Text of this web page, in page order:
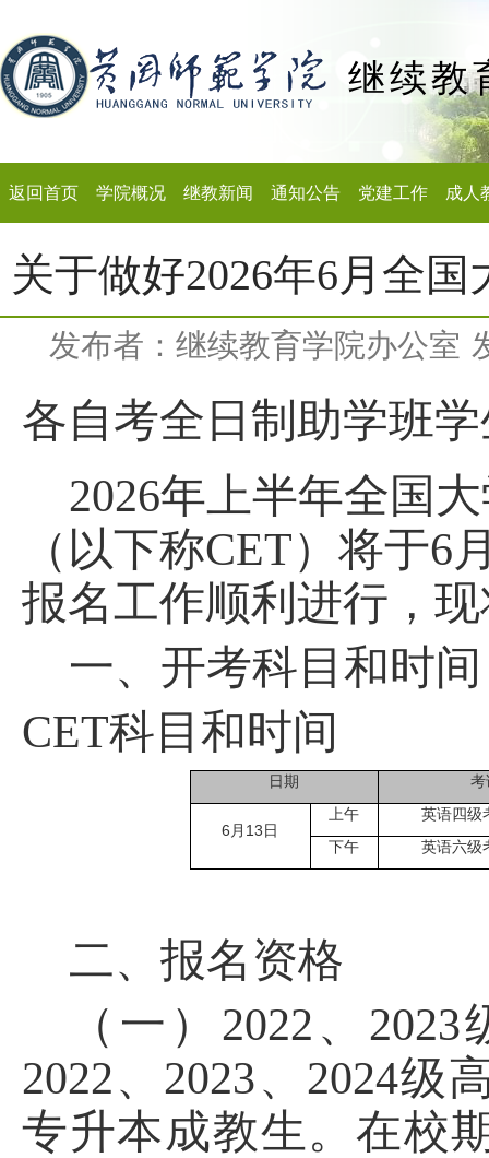
继续教
返回首页 学院概况 继教新闻 通知公告 党建工作 成人
关于做好2026年6月全
发布者：继续教育学院办公室
各自考全日制助学班
2026年 上半年全国
（以下称CET）将于6
报名工作顺利 进行 ，
一、开考科目和时间
CET科目和时间
日期 考
6 月 13日
上午 英语四级
下午 英语六级
二、报名资格
（一） 2022、2023
2022、2023、2024级
专升本成教生。 在校